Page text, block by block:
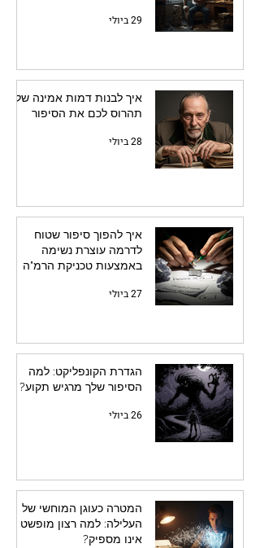
29 ביולי
איך לבנות דמות אמינה שלא
תהרוס לכם את הסיפור
28 ביולי
איך להפוך סיפור שטוח
לדרמה עוצרת נשימה
באמצעות טכניקת הרמ"ה
27 ביולי
הגדרת הקונפליקט: למה
הסיפור שלך מרגיש תקוע?
26 ביולי
המטרה כעוגן המוחשי של
העלילה: למה רצון מופשט
אינו מספיק?